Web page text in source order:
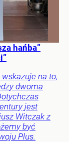
hańba”
na to,
dwoma
jest
Witczak z
być
Plus.